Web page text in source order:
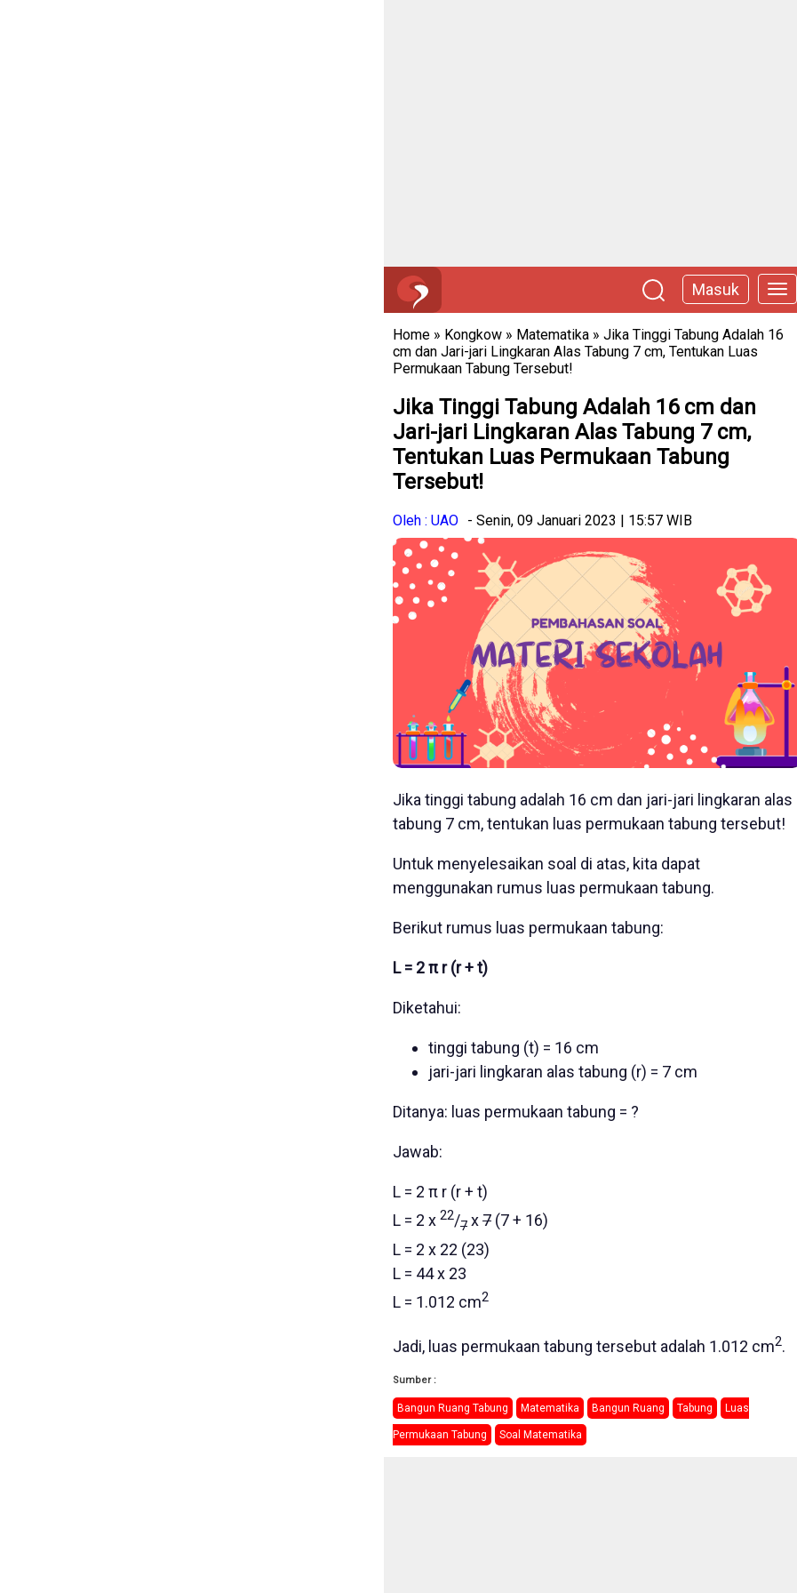
Masuk
Home » Kongkow » Matematika » Jika Tinggi Tabung Adalah 16
cm dan Jari-jari Lingkaran Alas Tabung 7 cm, Tentukan Luas
Permukaan Tabung Tersebut!
Jika Tinggi Tabung Adalah 16 cm dan
Jari-jari Lingkaran Alas Tabung 7 cm,
Tentukan Luas Permukaan Tabung
Tersebut!
Oleh : UAO - Senin, 09 Januari 2023 | 15:57 WIB
Jika tinggi tabung adalah 16 cm dan jari-jari lingkaran alas
tabung 7 cm, tentukan luas permukaan tabung tersebut!
Untuk menyelesaikan soal di atas, kita dapat
menggunakan rumus luas permukaan tabung.
Berikut rumus luas permukaan tabung:
L = 2 π r (r + t)
Diketahui:
tinggi tabung (t) = 16 cm
jari-jari lingkaran alas tabung (r) = 7 cm
Ditanya: luas permukaan tabung = ?
Jawab:
L = 2 π r (r + t)
L = 2 x 22/7 x7 (7 + 16)
L = 2 x 22 (23)
L = 44 x 23
L = 1.012 cm2
Jadi, luas permukaan tabung tersebut adalah 1.012 cm2.
Sumber :
Bangun Ruang Tabung Matematika Bangun Ruang Tabung Luas
Permukaan Tabung Soal Matematika